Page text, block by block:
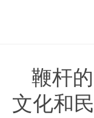
鞭杆
文化和